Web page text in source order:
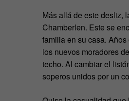
Más allá de este desliz,
Chamberlen. Este se
familia en su casa.
los nuevos moradores
techo. Al cambiar el
soperos unidos por un